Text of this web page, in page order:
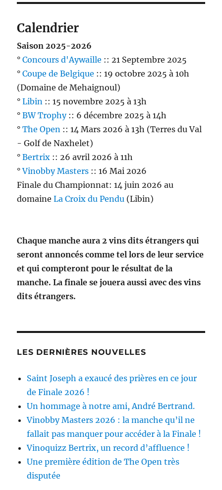
Calendrier
Saison 2025-2026
°Concours d'Aywaille :: 21 Septembre 2025
°Coupe de Belgique :: 19 octobre 2025 à 10h
(Domaine de Mehaignoul)
°Libin :: 15 novembre 2025 à 13h
°BW Trophy:: 6 décembre 2025 à 14h
°The Open :: 14 Mars 2026 à 13h (Terres du Val
- Golf de Naxhelet)
°Bertrix :: 26 avril 2026 à 11h
°Vinobby Masters :: 16 Mai 2026
Finale du Championnat: 14 juin 2026 au
domaineLa Croix du Pendu (Libin)
Chaque manche aura 2 vins dits étrangers qui
seront annoncés comme tel lors de leur service
et qui compteront pour le résultat de la
manche. La finale se jouera aussi avec des vins
dits étrangers.
LES DERNIÈRES NOUVELLES
Saint Joseph a exaucé des prières en ce jour
de Finale 2026 !
Un hommage à notre ami, André Bertrand.
Vinobby Masters 2026 : la manche qu’il ne
fallait pas manquer pour accéder à la Finale !
Vinoquizz Bertrix, un record d’affluence !
Une première édition de The Open très
disputée